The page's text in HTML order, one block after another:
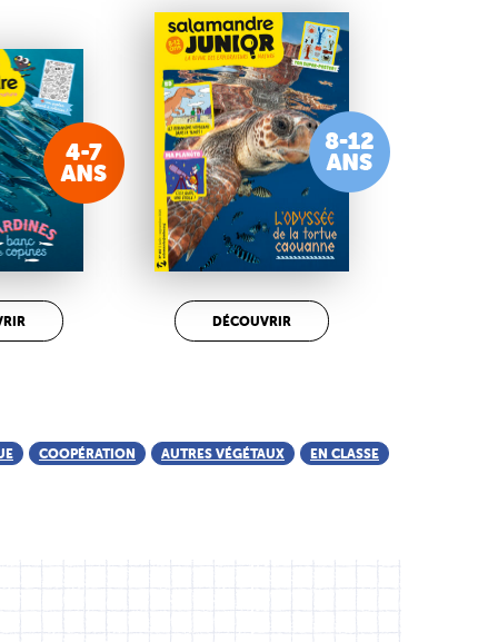
DÉCOUVRIR
COOPÉRATION AUTRES VÉGÉTAUX EN CLASSE